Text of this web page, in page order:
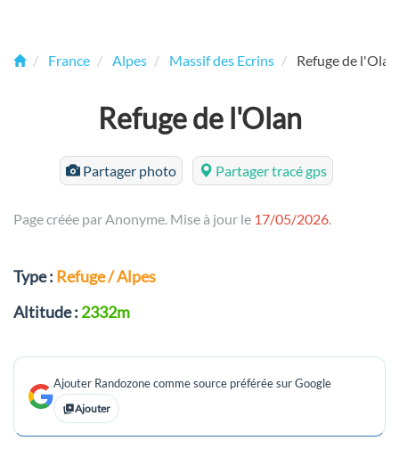
France Alpes Massif des Ecrins Refuge de l'Olan
Refuge de l'Olan
Partager photo Partager tracé gps
Page créée par Anonyme. Mise à jour le 17/05/2026.
Type : Refuge / Alpes
Altitude : 2332m
Ajouter Randozone comme source préférée sur Google
Ajouter